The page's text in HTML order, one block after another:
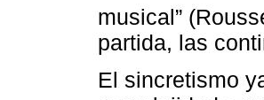
musical”
partida, las
El sincretismo